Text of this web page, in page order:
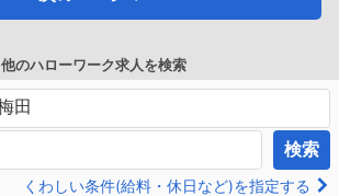
他のハローワーク求人を検索
検索
くわしい条件(給料・休日など)を指定する